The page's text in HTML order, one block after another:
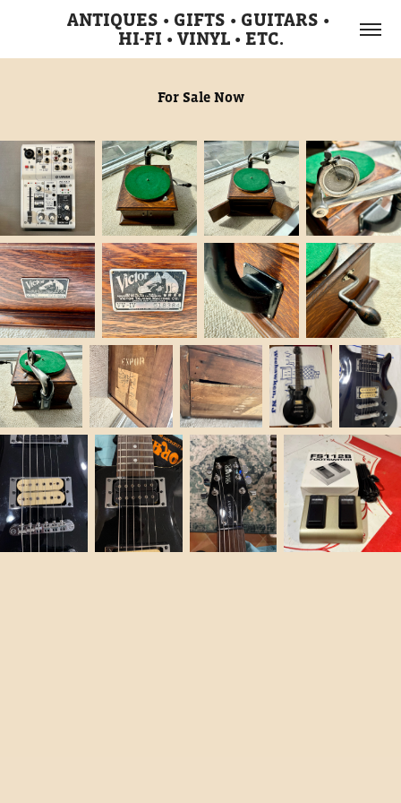
ANTIQUES • GIFTS • GUITARS •
HI-FI • VINYL • ETC.
For Sale Now